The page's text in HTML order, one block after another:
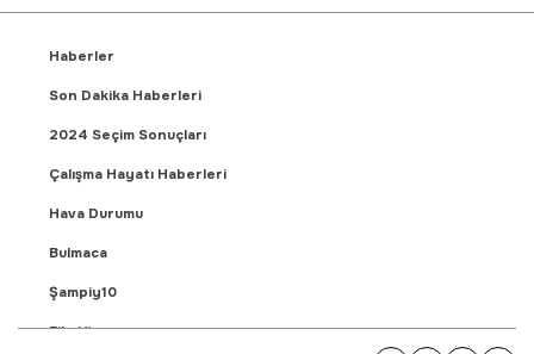
Haberler
Son Dakika Haberleri
2024 Seçim Sonuçları
Çalışma Hayatı Haberleri
Hava Durumu
Bulmaca
Şampiy10
Fikstür